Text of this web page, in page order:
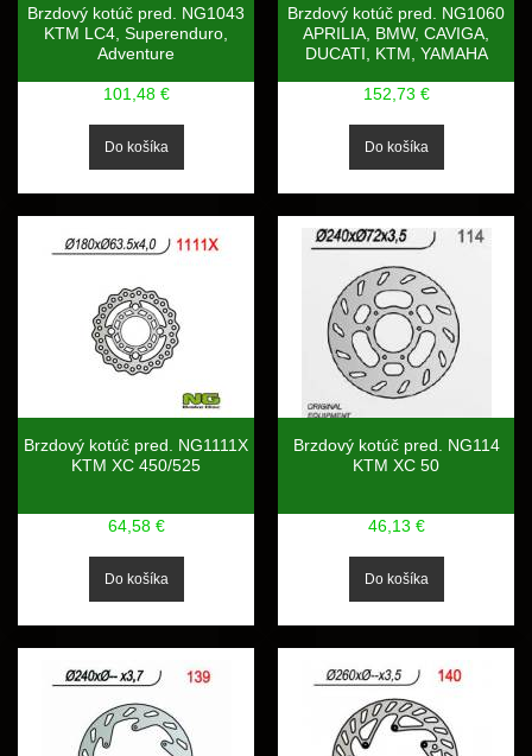
Brzdový kotúč pred. NG1043
KTM LC4, Superenduro,
Adventure
101,48 €
Brzdový kotúč pred. NG1060
APRILIA, BMW, CAVIGA,
DUCATI, KTM, YAMAHA
152,73 €
Brzdový kotúč pred. NG1111X
KTM XC 450/525
64,58 €
Brzdový kotúč pred. NG114
KTM XC 50
46,13 €